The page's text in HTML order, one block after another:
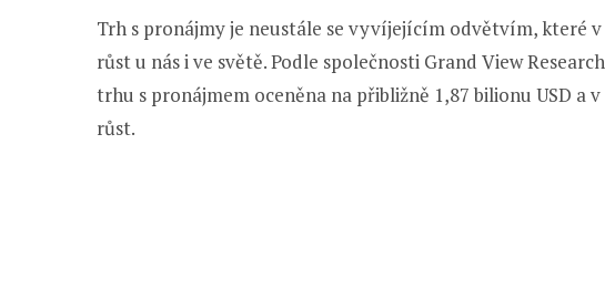
Trh s pronájmy je neustále se vyvíjejícím odvětvím, které
růst u nás i ve světě. Podle společnosti Grand View
trhu s pronájmem oceněna na přibližně 1,87 bilionu USD a
růst.